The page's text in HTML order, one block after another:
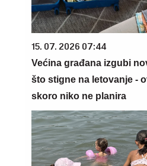
15. 07. 2026 07:44
Većina građana izgubi
što stigne na letovanje -
skoro niko ne planira